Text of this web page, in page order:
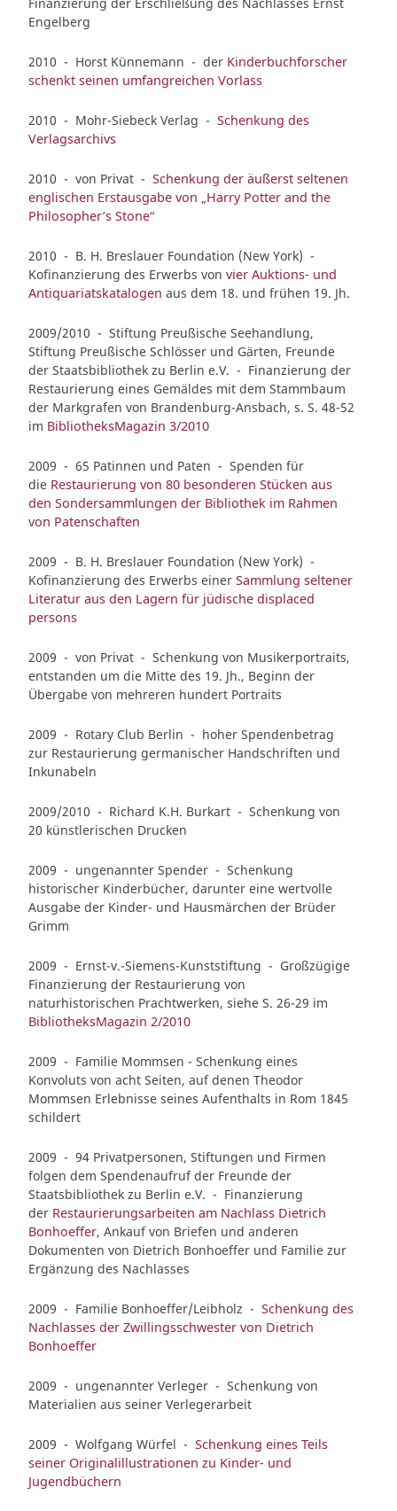
Engelberg
2010 - Horst Künnemann - der Kinderbuchforscher
schenkt seinen umfangreichen Vorlass
2010 - Mohr-Siebeck Verlag - Schenkung des
Verlagsarchivs
2010 - von Privat - Schenkung der äußerst seltenen
englischen Erstausgabe von „Harry Potter and the
Philosopher’s Stone“
2010 - B. H. Breslauer Foundation (New York) -
Kofinanzierung des Erwerbs von vier Auktions- und
Antiquariatskatalogen aus dem 18. und frühen 19. Jh.
2009/2010 - Stiftung Preußische Seehandlung,
Stiftung Preußische Schlösser und Gärten, Freunde
der Staatsbibliothek zu Berlin e.V. - Finanzierung der
Restaurierung eines Gemäldes mit dem Stammbaum
der Markgrafen von Brandenburg-Ansbach, s. S. 48-52
im BibliotheksMagazin 3/2010
2009 - 65 Patinnen und Paten - Spenden für
die Restaurierung von 80 besonderen Stücken aus
den Sondersammlungen der Bibliothek im Rahmen
von Patenschaften
2009 - B. H. Breslauer Foundation (New York) -
Kofinanzierung des Erwerbs einer Sammlung seltener
Literatur aus den Lagern für jüdische displaced
persons
2009 - von Privat - Schenkung von Musikerportraits,
entstanden um die Mitte des 19. Jh., Beginn der
Übergabe von mehreren hundert Portraits
2009 - Rotary Club Berlin - hoher Spendenbetrag
zur Restaurierung germanischer Handschriften und
Inkunabeln
2009/2010 - Richard K.H. Burkart - Schenkung von
20 künstlerischen Drucken
2009 - ungenannter Spender - Schenkung
historischer Kinderbücher, darunter eine wertvolle
Ausgabe der Kinder- und Hausmärchen der Brüder
Grimm
2009 - Ernst-v.-Siemens-Kunststiftung - Großzügige
Finanzierung der Restaurierung von
naturhistorischen Prachtwerken, siehe S. 26-29 im
BibliotheksMagazin 2/2010
2009 - Familie Mommsen - Schenkung eines
Konvoluts von acht Seiten, auf denen Theodor
Mommsen Erlebnisse seines Aufenthalts in Rom 1845
schildert
2009 - 94 Privatpersonen, Stiftungen und Firmen
folgen dem Spendenaufruf der Freunde der
Staatsbibliothek zu Berlin e.V. - Finanzierung
der Restaurierungsarbeiten am Nachlass Dietrich
Bonhoeffer, Ankauf von Briefen und anderen
Dokumenten von Dietrich Bonhoeffer und Familie zur
Ergänzung des Nachlasses
2009 - Familie Bonhoeffer/Leibholz - Schenkung des
Nachlasses der Zwillingsschwester von Dietrich
Bonhoeffer
2009 - ungenannter Verleger - Schenkung von
Materialien aus seiner Verlegerarbeit
2009 - Wolfgang Würfel - Schenkung eines Teils
seiner Originalillustrationen zu Kinder- und
Jugendbüchern